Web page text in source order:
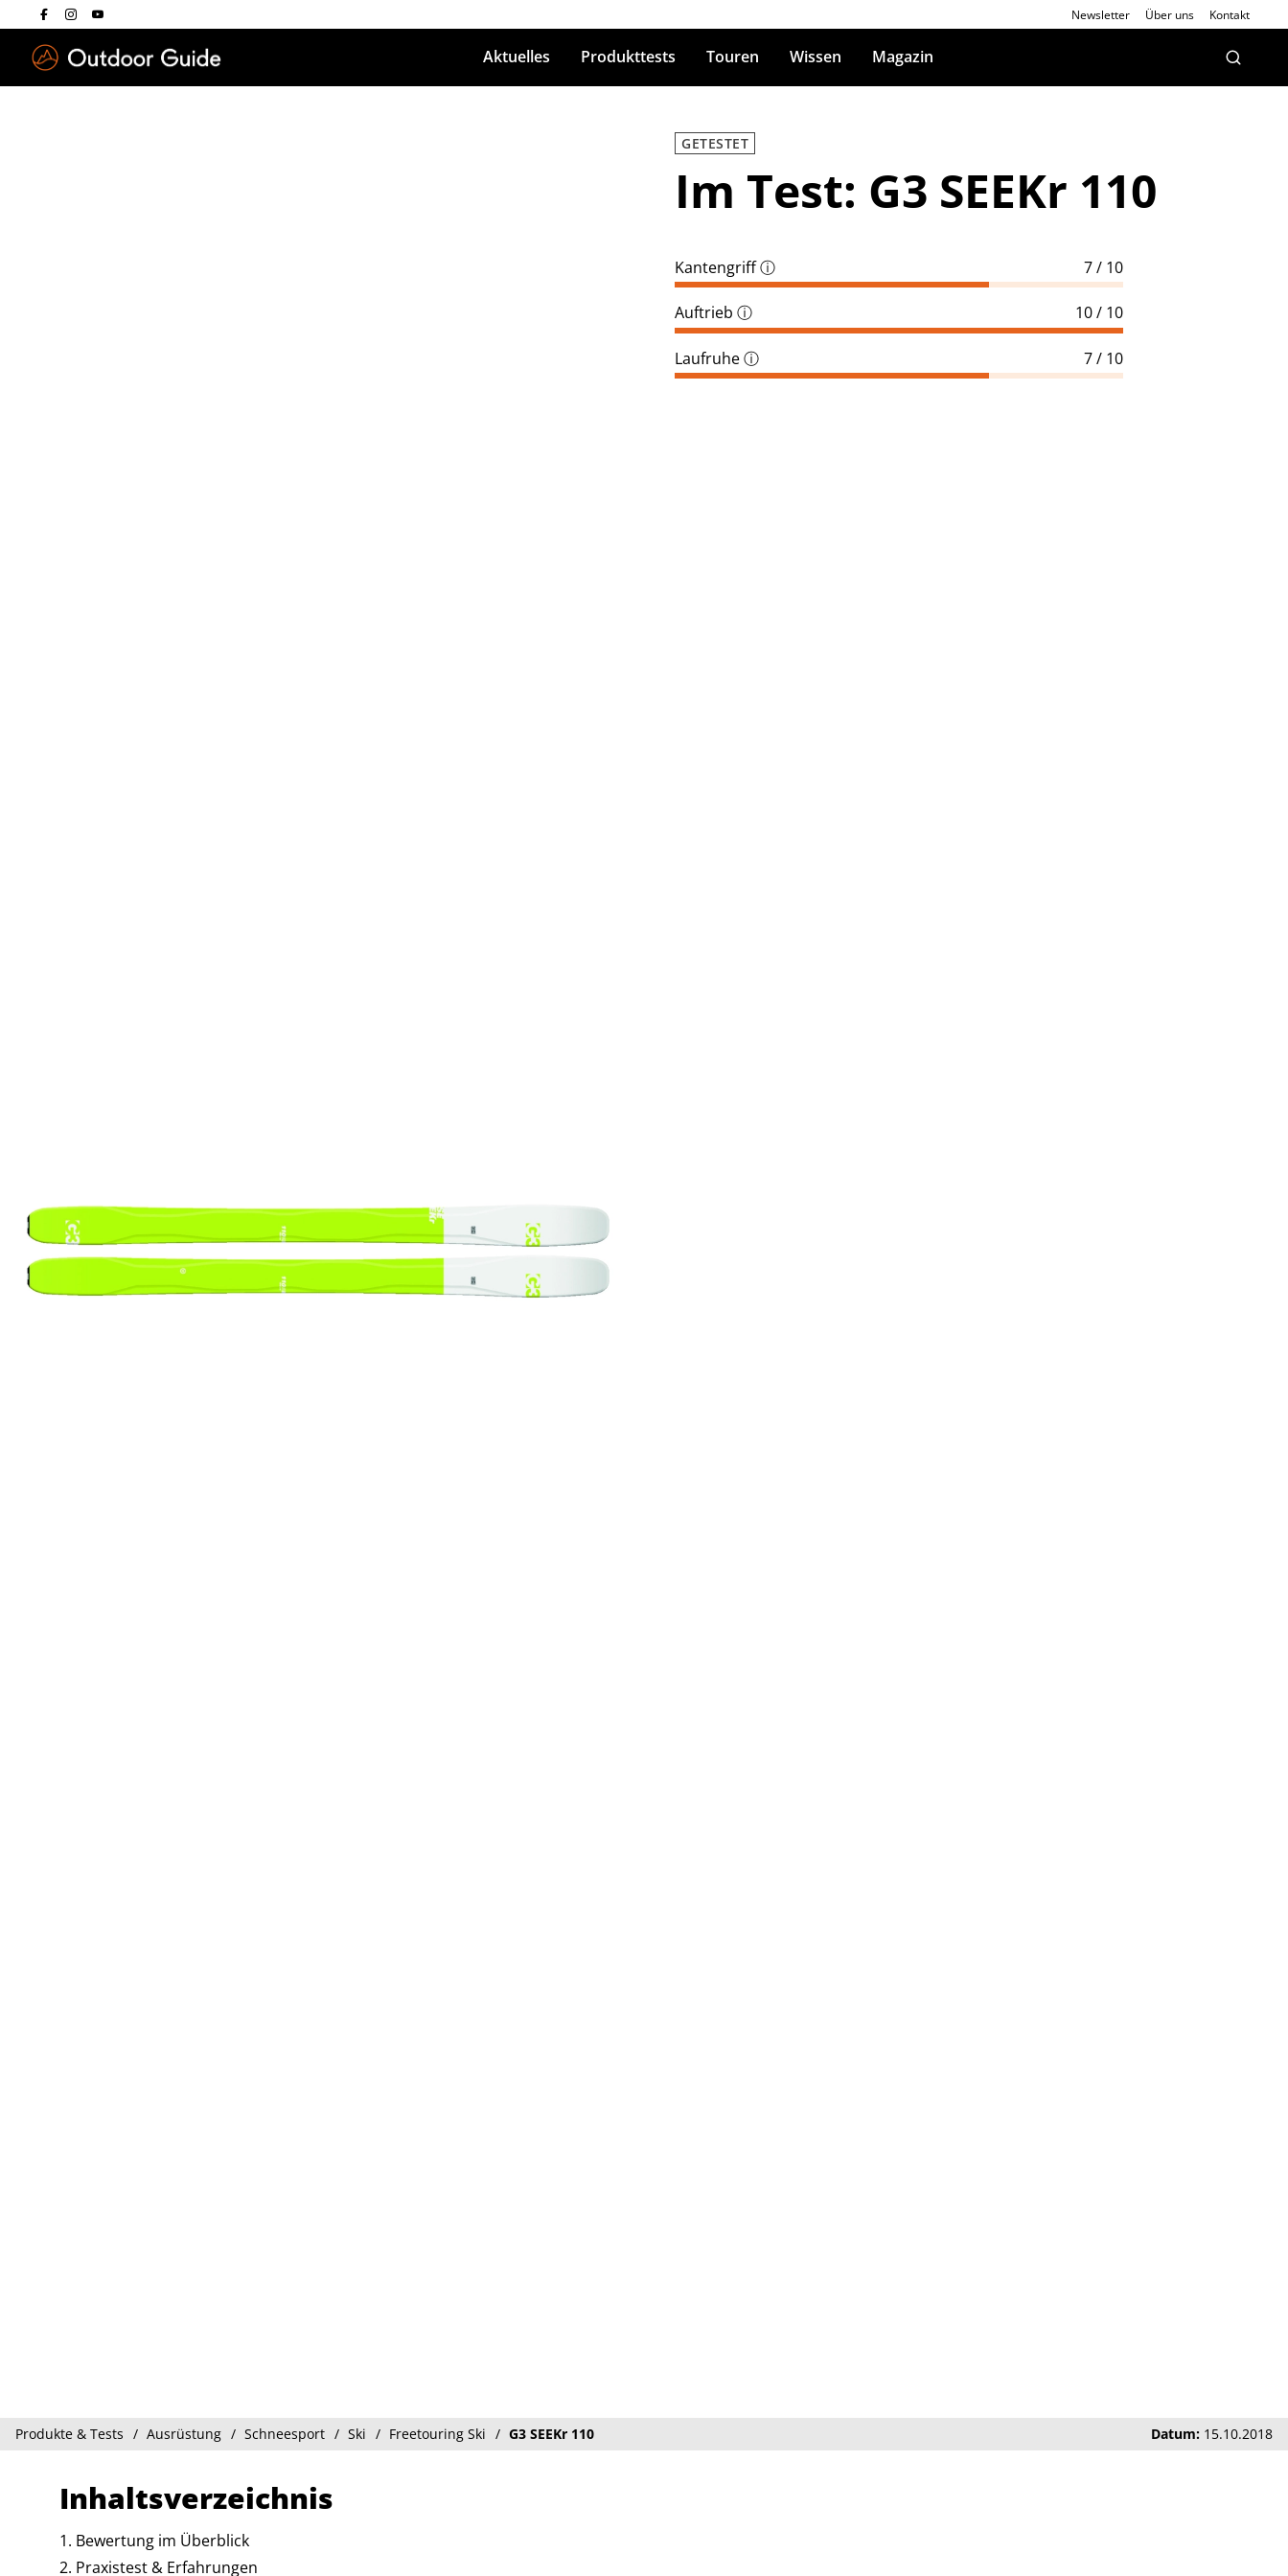
Newsletter Über uns Kontakt
Aktuelles Produkttests Touren Wissen Magazin
GETESTET
Im Test: G3 SEEKr 110
Kantengriffⓘ 7 / 10
Auftrieb ⓘ 10 / 10
Laufruheⓘ 7 / 10
Produkte & Tests Ausrüstung Schneesport Ski Freetouring Ski G3 SEEKr 110 Datum: 15.10.2018
Inhaltsverzeichnis
Bewertung im Überblick
Praxistest & Erfahrungen